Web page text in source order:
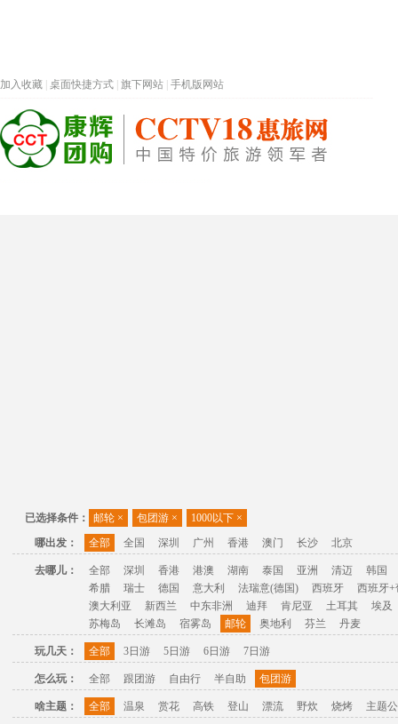
加入收藏 桌面快捷方式 旗下网站 手机版网站
已选择条件： 邮轮 × 包团游 × 1000以下 ×
哪出发：
全部 全国 深圳 广州 香港 澳门 长沙 北京
去哪儿： 全部 深圳 香港 港澳 湖南 泰国 亚洲 清迈
韩国
希腊
瑞士 德国 意大利 法瑞意(德国) 西班牙
西班牙+
澳大利亚
新西兰 中东非洲 迪拜 肯尼亚 土耳其
埃及
苏梅岛
长滩岛 宿雾岛 邮轮 奥地利 芬兰 丹麦
玩几天： 全部 3日游 5日游 6日游 7日游
怎么玩： 全部 跟团游 自由行 半自助 包团游
啥主题： 全部 温泉 赏花 高铁 登山 漂流 野炊 烧烤 主题